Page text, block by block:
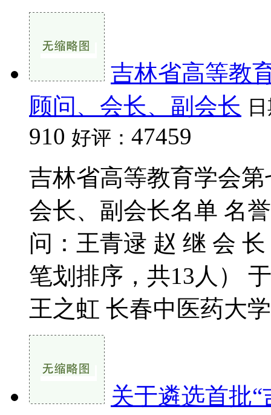
吉林省高等教
顾问、会长、副会长
910 好评： 47459
吉林省高等教育学会
会长、副会长名单 名
问：王青逯 赵 继 会
笔划排序，共13人）
王之虹 长春中医药大
关于遴选首批